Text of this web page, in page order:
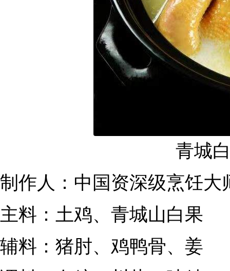
青城
制作人：中国资深级烹饪
主料：土鸡、青城山白果
辅料：猪肘、鸡鸭骨、姜